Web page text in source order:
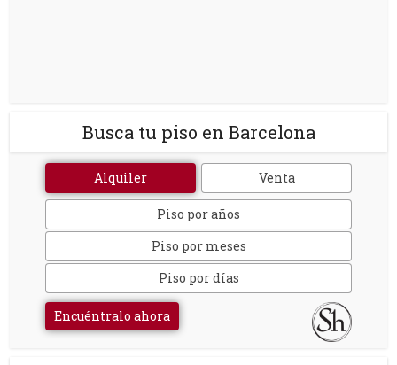
Busca tu piso en Barcelona
Alquiler Venta
Piso por años
Piso por meses
Piso por días
Encuéntralo ahora